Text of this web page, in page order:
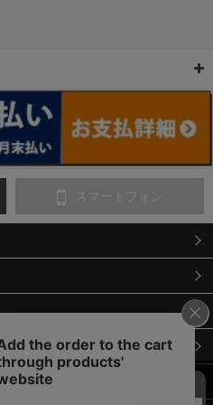
ンス
スマートフォン
ただくため（なりすまし防止